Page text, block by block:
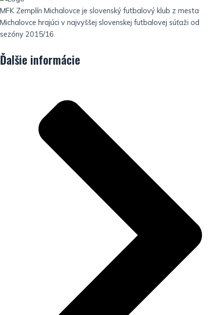
MFK Zemplín Michalovce je slovenský futbalový klub z mesta
Michalovce hrajúci v najvyššej slovenskej futbalovej súťaži od
sezóny 2015/16.
Ďalšie informácie